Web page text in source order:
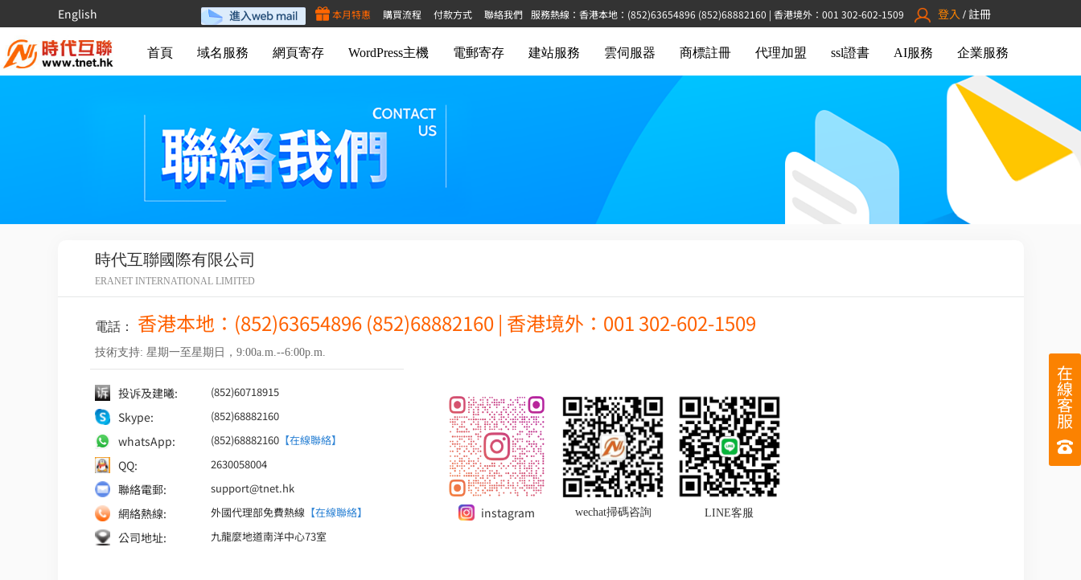
English 服務熱線：香港本地：(852)63654896 (852)68882160 | 香港境外：001 302-602-1509 登入 / 註冊
本月特惠 購買流程 付款方式 聯絡我們
在
線
客
服
首頁 域名服務 網頁寄存 WordPress主機 電郵寄存 建站服務 雲伺服器 商標註冊 代理加盟 ssl證書 AI服務 企業服務
時代互聯國際有限公司
ERANET INTERNATIONAL LIMITED
電話： 香港本地：(852)63654896 (852)68882160 | 香港境外：001 302-602-1509
技術支持: 星期一至星期日，9:00a.m.--6:00p.m.
投诉及建曦: (852)60718915
Skype: (852)68882160
whatsApp: (852)68882160【在線聯絡】
QQ: 2630058004
聯絡電郵: support@tnet.hk
網絡熱線: 外國代理部免費熱線【在線聯絡】
公司地址: 九龍麼地道南洋中心73室
instagram wechat掃碼咨詢 LINE客服